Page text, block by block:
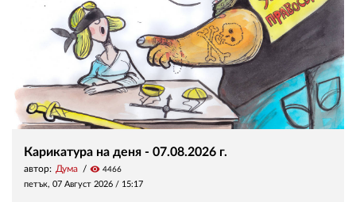
Карикатура на деня - 07.08.2026 г.
автор: Дума visibility 4466
петък, 07 Август 2026 / 15:17